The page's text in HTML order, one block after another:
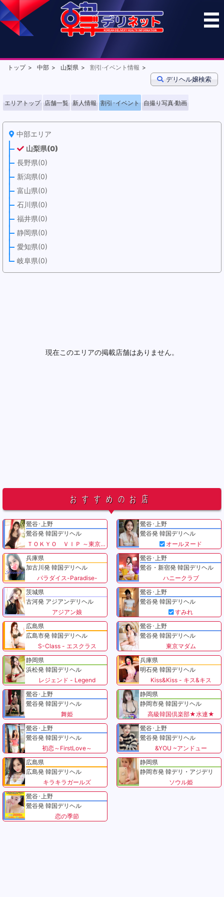
トップ 中部 山梨県 割引·イベント情報
デリヘル嬢検索
エリアトップ 店舗一覧 新人情報 割引･イベント 自撮り写真·動画
中部エリア
山梨県(0)
長野県(0)
新潟県(0)
富山県(0)
石川県(0)
福井県(0)
静岡県(0)
愛知県(0)
岐阜県(0)
現在このエリアの掲載店舗はありません。
おすすめのお店
鶯谷･上野
鶯谷発 韓国デリヘル
ＴＯＫＹＯ ＶＩＰ ～東京VIP～
鶯谷･上野
鶯谷発 韓国デリヘル
オールヌード
兵庫県
加古川発 韓国デリヘル
パラダイス-Paradise-
鶯谷･上野
鶯谷・新宿発 韓国デリヘル
ハニークラブ
茨城県
古河発 アジアンデリヘル
アジアン娘
鶯谷･上野
鶯谷発 韓国デリヘル
すみれ
広島県
広島市発 韓国デリヘル
S-Class - エスクラス
鶯谷･上野
鶯谷発 韓国デリヘル
東京マダム
静岡県
浜松発 韓国デリヘル
レジェンド - Legend
兵庫県
明石発 韓国デリヘル
Kiss&Kiss - キス&キス
鶯谷･上野
鶯谷発 韓国デリヘル
舞姫
静岡県
静岡市発 韓国デリヘル
高級韓国倶楽部★水連★
鶯谷･上野
鶯谷発 韓国デリヘル
初恋～FirstLove～
鶯谷･上野
鶯谷発 韓国デリヘル
&YOU ~アンドュー
広島県
広島発 韓国デリヘル
キラキラガールズ
静岡県
静岡市発 韓デリ・アジデリ
ソウル姫
鶯谷･上野
鶯谷発 韓国デリヘル
恋の季節